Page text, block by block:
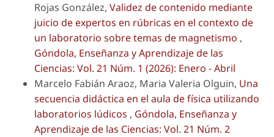
Rojas González, Validez de contenido mediante
juicio de expertos en rúbricas en el contexto de
un laboratorio sobre temas de magnetismo ,
Góndola, Enseñanza y Aprendizaje de las
Ciencias: Vol. 21 Núm. 1 (2026): Enero - Abril
Marcelo Fabián Araoz, Maria Valeria Olguin, Una
secuencia didáctica en el aula de física utilizando
laboratorios lúdicos , Góndola, Enseñanza y
Aprendizaje de las Ciencias: Vol. 21 Núm. 2